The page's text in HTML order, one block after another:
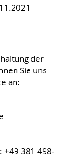
der
Sie uns
an:
+49 381 498-